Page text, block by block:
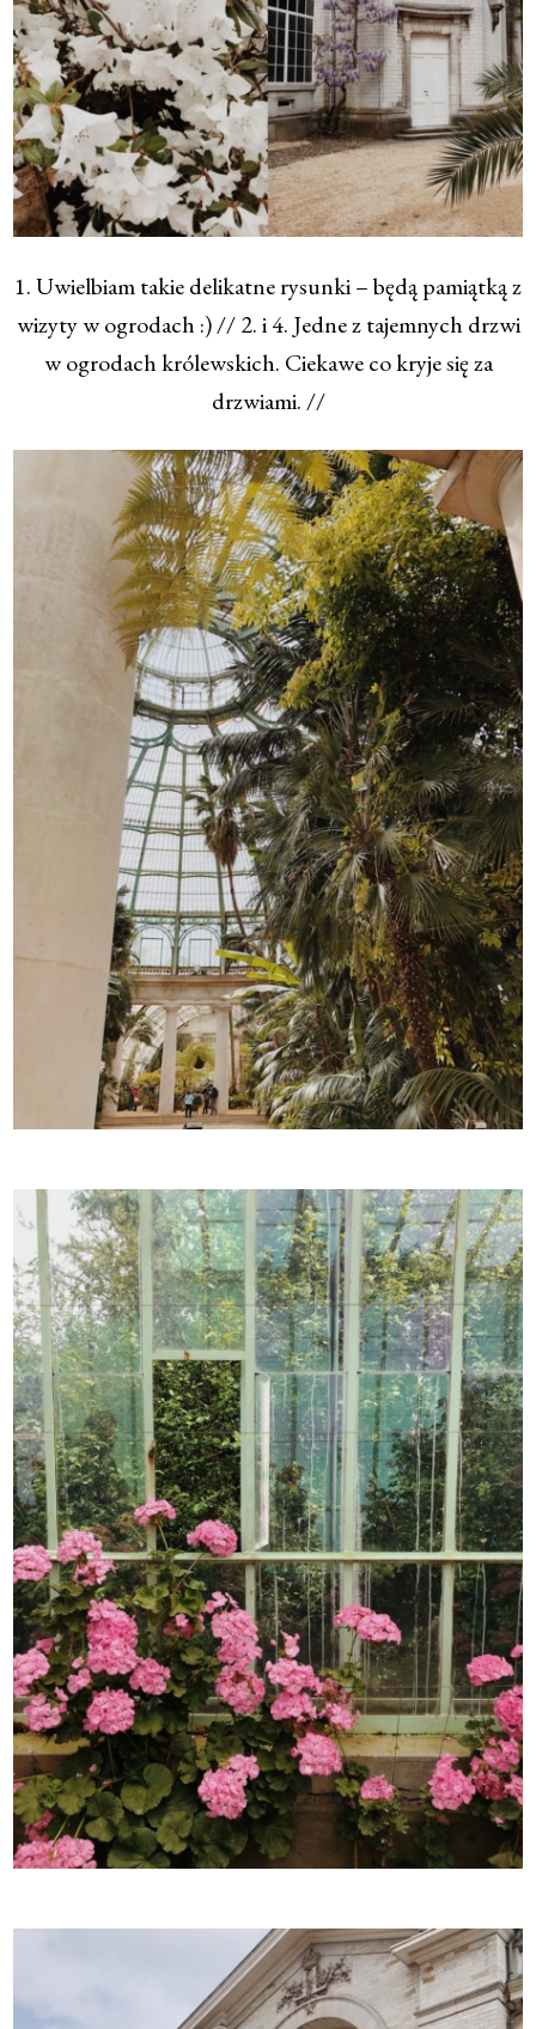
1. Uwielbiam takie delikatne rysunki – będą pamiątką z
wizyty w ogrodach :) // 2. i 4. Jedne z tajemnych drzwi
w ogrodach królewskich. Ciekawe co kryje się za
drzwiami. //